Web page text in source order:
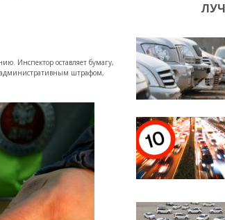
Инспектор оставляет бумагу,
административным штрафом,